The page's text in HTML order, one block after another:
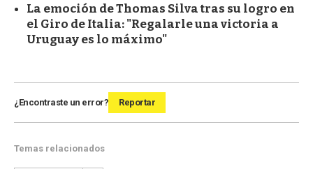
La emoción de Thomas Silva tras su logro en
el Giro de Italia: "Regalarle una victoria a
Uruguay es lo máximo"
¿Encontraste un error? Reportar
Temas relacionados